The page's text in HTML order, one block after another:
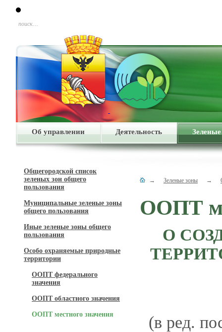
поиск…
Об управлении Деятельность
Общегородской список
зеленых зон общего
пользования
Муниципальные зеленые зоны
общего пользования
Иные зеленые зоны общего
пользования
Особо охраняемые природные
территории
ООПТ федерального
значения
ООПТ областного значения
ООПТ местного значения
→ Зеленые зоны →
ООПТ
О
(в ред.